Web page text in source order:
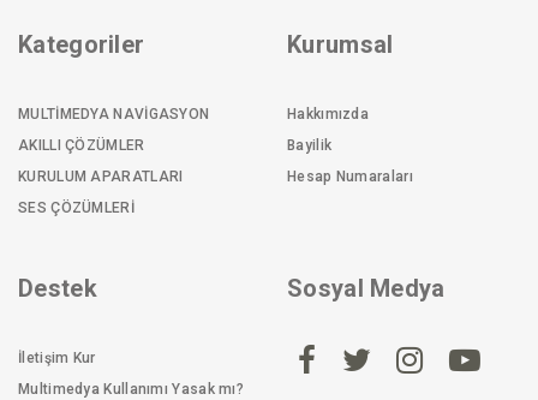
Kategoriler
MULTİMEDYA NAVİGASYON
AKILLI ÇÖZÜMLER
KURULUM APARATLARI
SES ÇÖZÜMLERİ
Kurumsal
Hakkımızda
Bayilik
Hesap Numaraları
Destek
İletişim Kur
Multimedya Kullanımı Yasak mı?
Sosyal Medya